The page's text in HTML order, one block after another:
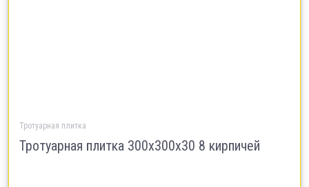
Тротуарная плитка
Тротуарная плитка 300х300х30 8 кирпичей